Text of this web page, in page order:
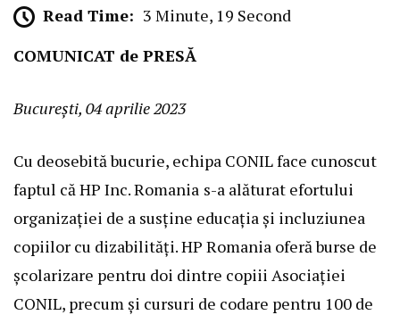
Read Time: 3 Minute, 19 Second
COMUNICAT de PRESĂ
București, 04 aprilie 2023
Cu deosebită bucurie, echipa CONIL face cunoscut
faptul că HP Inc. Romania s-a alăturat efortului
organizației de a susține educația și incluziunea
copiilor cu dizabilități. HP Romania oferă burse de
școlarizare pentru doi dintre copiii Asociației
CONIL, precum și cursuri de codare pentru 100 de